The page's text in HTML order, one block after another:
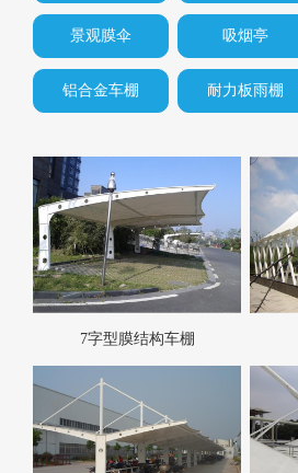
景观膜伞 吸烟亭
铝合金车棚 耐力板雨棚
7字型膜结构车棚